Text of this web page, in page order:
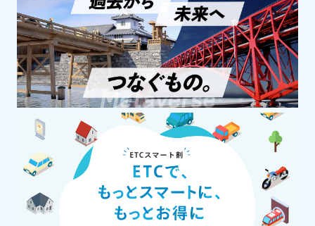
神戸エリア郊外
美術館・博物館・科学館
神戸時計デザイン博物館
時代を彩るデザイン時計を楽しむ博物館を
テーマに、デザインにこだわった世界の時
計およそ550点を展示しています。